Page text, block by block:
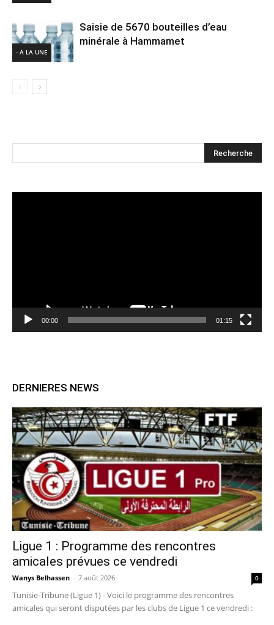
- A LA UNE
Saisie de 5670 bouteilles d’eau
minérale à Hammamet
00:00 01:15
DERNIERES NEWS
Ligue 1 : Programme des rencontres
amicales prévues ce vendredi
Wanys Belhassen - 7 août 2026 0
Tunisie-Tribune (Ligue 1) - Voici le programme des rencontres
amicales qui seront disputées par les clubs de Ligue 1 ce vendredi :